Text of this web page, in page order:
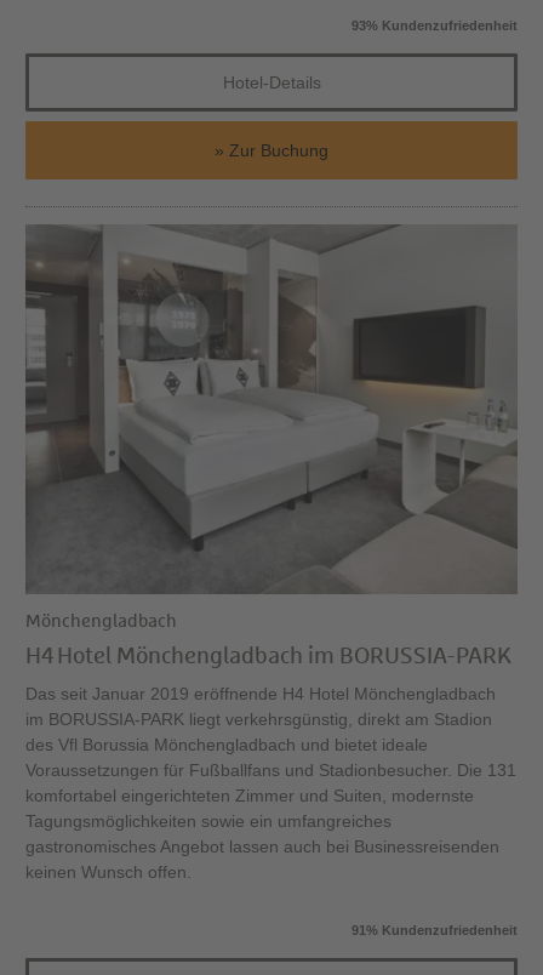
93% Kundenzufriedenheit
Hotel-Details
Zur Buchung
Mönchengladbach
H4 Hotel Mönchengladbach im BORUSSIA-PARK
Das seit Januar 2019 eröffnende H4 Hotel Mönchengladbach
im BORUSSIA-PARK liegt verkehrsgünstig, direkt am Stadion
des Vfl Borussia Mönchengladbach und bietet ideale
Voraussetzungen für Fußballfans und Stadionbesucher. Die 131
komfortabel eingerichteten Zimmer und Suiten, modernste
Tagungsmöglichkeiten sowie ein umfangreiches
gastronomisches Angebot lassen auch bei Businessreisenden
keinen Wunsch offen.
91% Kundenzufriedenheit